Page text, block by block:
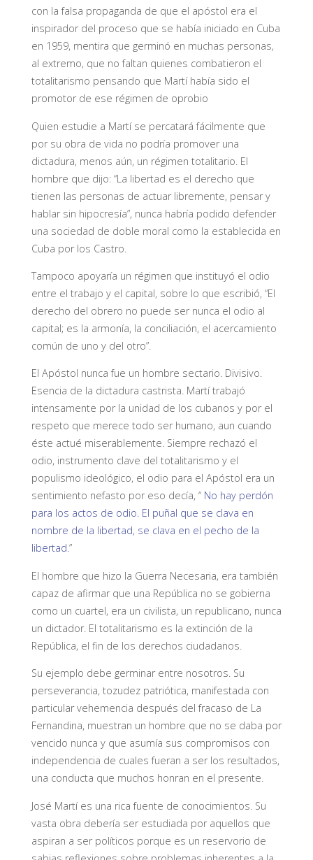
con la falsa propaganda de que el apóstol era el
inspirador del proceso que se había iniciado en Cuba
en 1959, mentira que germinó en muchas personas,
al extremo, que no faltan quienes combatieron el
totalitarismo pensando que Martí había sido el
promotor de ese régimen de oprobio
Quien estudie a Martí se percatará fácilmente que
por su obra de vida no podría promover una
dictadura, menos aún, un régimen totalitario. El
hombre que dijo: “La libertad es el derecho que
tienen las personas de actuar libremente, pensar y
hablar sin hipocresía”, nunca habría podido defender
una sociedad de doble moral como la establecida en
Cuba por los Castro.
Tampoco apoyaría un régimen que instituyó el odio
entre el trabajo y el capital, sobre lo que escribió, “El
derecho del obrero no puede ser nunca el odio al
capital; es la armonía, la conciliación, el acercamiento
común de uno y del otro”.
El Apóstol nunca fue un hombre sectario. Divisivo.
Esencia de la dictadura castrista. Martí trabajó
intensamente por la unidad de los cubanos y por el
respeto que merece todo ser humano, aun cuando
éste actué miserablemente. Siempre rechazó el
odio, instrumento clave del totalitarismo y el
populismo ideológico, el odio para el Apóstol era un
sentimiento nefasto por eso decía, “ No hay perdón
para los actos de odio. El puñal que se clava en
nombre de la libertad, se clava en el pecho de la
libertad.”
El hombre que hizo la Guerra Necesaria, era también
capaz de afirmar que una República no se gobierna
como un cuartel, era un civilista, un republicano, nunca
un dictador. El totalitarismo es la extinción de la
República, el fin de los derechos ciudadanos.
Su ejemplo debe germinar entre nosotros. Su
perseverancia, tozudez patriótica, manifestada con
particular vehemencia después del fracaso de La
Fernandina, muestran un hombre que no se daba por
vencido nunca y que asumía sus compromisos con
independencia de cuales fueran a ser los resultados,
una conducta que muchos honran en el presente.
José Martí es una rica fuente de conocimientos. Su
vasta obra debería ser estudiada por aquellos que
aspiran a ser políticos porque es un reservorio de